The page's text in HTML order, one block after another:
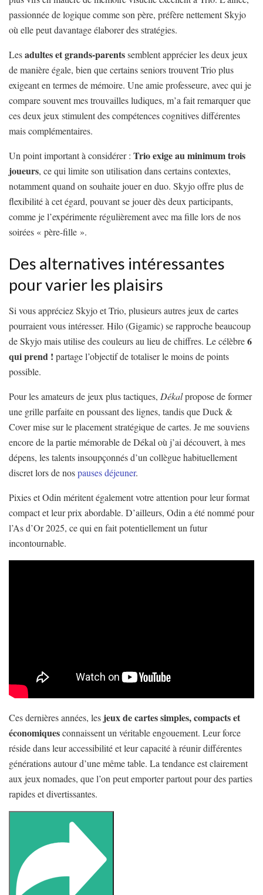
passionnée de logique comme son père, préfère nettement Skyjo
où elle peut davantage élaborer des stratégies.
Lesadultes et grands-parentssemblent apprécier les deux jeux
de manière égale, bien que certains seniors trouvent Trio plus
exigeant en termes de mémoire. Une amie professeure, avec qui je
compare souvent mes trouvailles ludiques, m’a fait remarquer que
ces deux jeux stimulent des compétences cognitives différentes
mais complémentaires.
Un point important à considérer : Trio exige au minimum trois
joueurs, ce qui limite son utilisation dans certains contextes,
notamment quand on souhaite jouer en duo. Skyjo offre plus de
flexibilité à cet égard, pouvant se jouer dès deux participants,
comme je l’expérimente régulièrement avec ma fille lors de nos
soirées « père-fille ».
Des alternatives intéressantes
pour varier les plaisirs
Si vous appréciez Skyjo et Trio, plusieurs autres jeux de cartes
pourraient vous intéresser. Hilo (Gigamic) se rapproche beaucoup
de Skyjo mais utilise des couleurs au lieu de chiffres. Le célèbre6
qui prend ! partage l’objectif de totaliser le moins de points
possible.
Pour les amateurs de jeux plus tactiques, Dékalpropose de former
une grille parfaite en poussant des lignes, tandis que Duck &
Cover mise sur le placement stratégique de cartes. Je me souviens
encore de la partie mémorable de Dékal où j’ai découvert, à mes
dépens, les talents insoupçonnés d’un collègue habituellement
discret lors de nospauses déjeuner.
Pixies et Odin méritent également votre attention pour leur format
compact et leur prix abordable. D’ailleurs, Odin a été nommé pour
l’As d’Or 2025, ce qui en fait potentiellement un futur
incontournable.
Ces dernières années, les jeux de cartes simples, compacts et
économiquesconnaissent un véritable engouement. Leur force
réside dans leur accessibilité et leur capacité à réunir différentes
générations autour d’une même table. La tendance est clairement
aux jeux nomades, que l’on peut emporter partout pour des parties
rapides et divertissantes.